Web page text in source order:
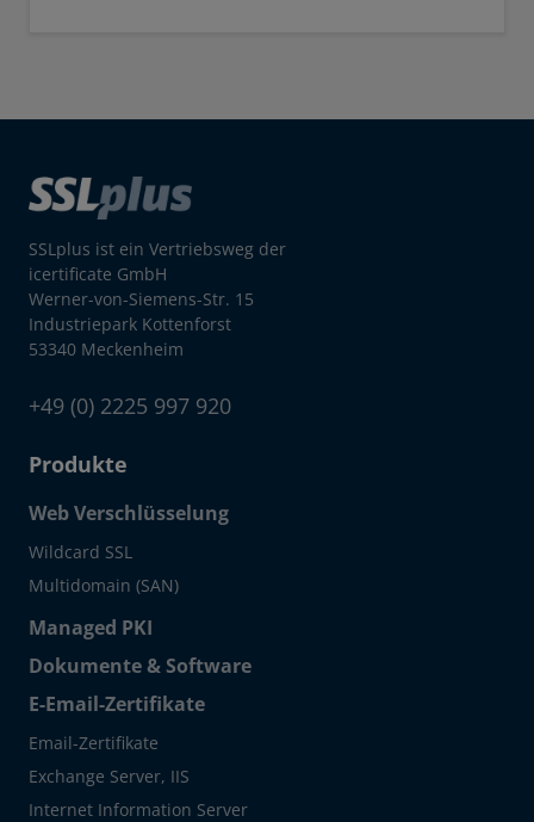
SSLplus ist ein Vertriebsweg der
icertificate GmbH
Werner-von-Siemens-Str. 15
Industriepark Kottenforst
53340 Meckenheim
+49 (0) 2225 997 920
Produkte
Web Verschlüsselung
Wildcard SSL
Multidomain (SAN)
Managed PKI
Dokumente & Software
E-Email-Zertifikate
Email-Zertifikate
Exchange Server, IIS
Internet Information Server